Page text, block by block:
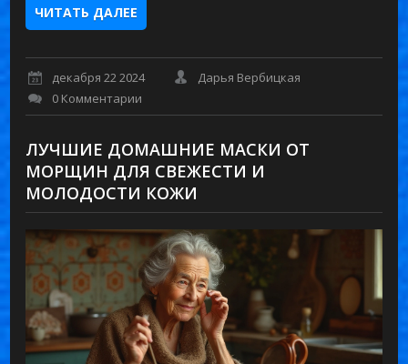
ЧИТАТЬ ДАЛЕЕ
декабря 22 2024
Дарья Вербицкая
0 Комментарии
ЛУЧШИЕ ДОМАШНИЕ МАСКИ ОТ
МОРЩИН ДЛЯ СВЕЖЕСТИ И
МОЛОДОСТИ КОЖИ